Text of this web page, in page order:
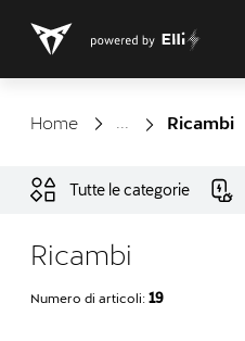
Home NegozioRicambi
Tutte le categorie
Ricambi
Numero di articoli:19